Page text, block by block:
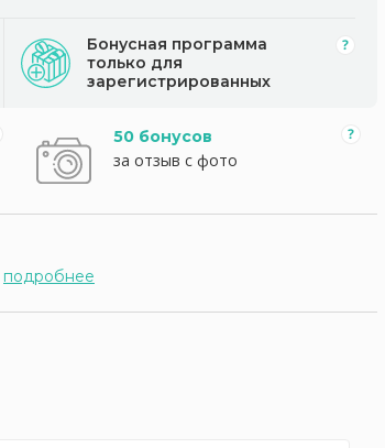
Бонусная программа
только для
зарегистрированных
50 бонусов
за отзыв с фото
подробнее